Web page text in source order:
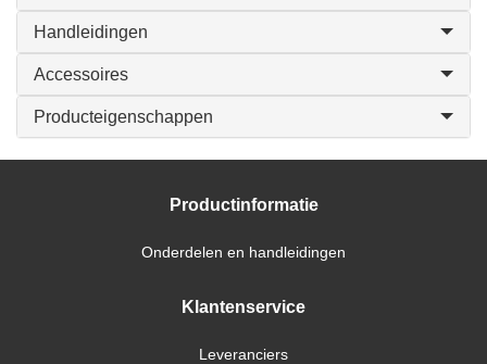
Handleidingen
Accessoires
Producteigenschappen
Productinformatie
Onderdelen en handleidingen
Klantenservice
Leveranciers